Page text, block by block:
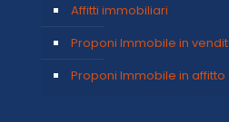
Affitti immobiliari
Proponi Immobile in
Proponi Immobile in affitto